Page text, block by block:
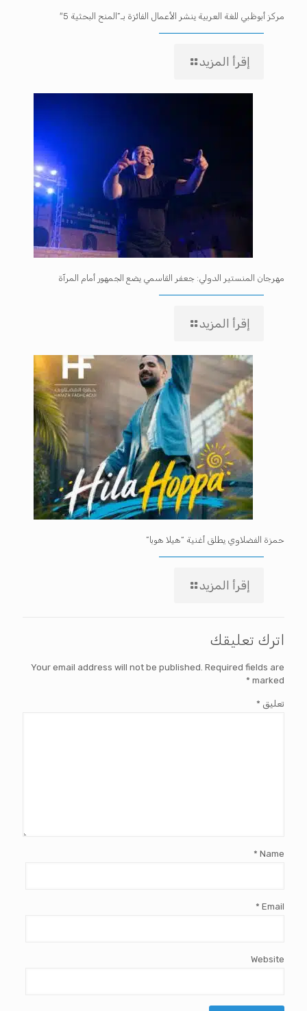
مركز أبوظبي للغة العربية ينشر الأعمال الفائزة بـ”المنح البحثية 5″
إقرأ المزيد
مهرجان المنستير الدولي: جعفر القاسمي يضع الجمهور أمام المرآة
إقرأ المزيد
حمزة الفضلاوي يطلق أغنية “هيلا هوبا”
إقرأ المزيد
اترك تعليقك
Your email address will not be published. Required fields are
marked
*
تعليق *
Name
*
Email
*
Website